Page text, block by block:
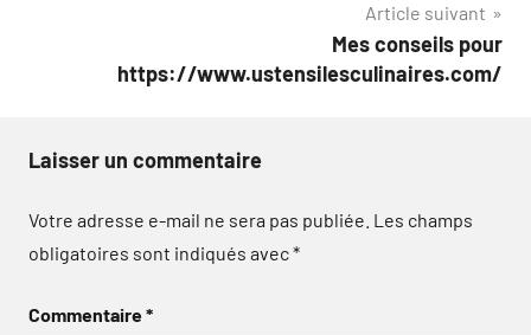
Article suivant
Mes conseils pour
https://www.ustensilesculinaires.com/
Laisser un commentaire
Votre adresse e-mail ne sera pas publiée. Les champs
obligatoires sont indiqués avec*
Commentaire*